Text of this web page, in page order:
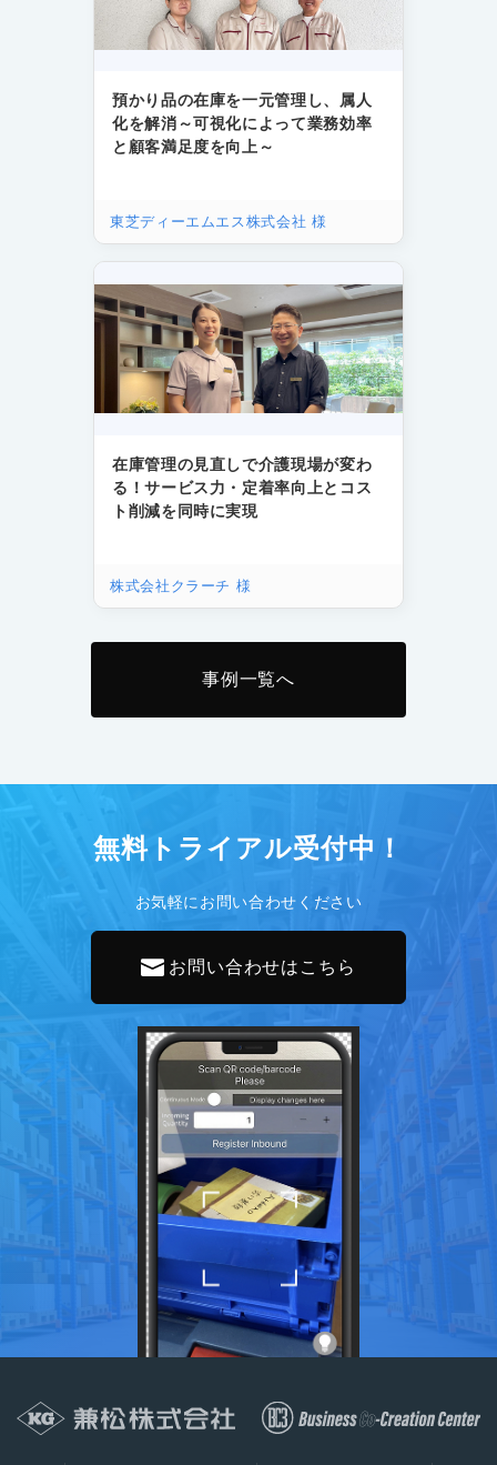
預かり品の在庫を一元管理し、属人
化を解消～可視化によって業務効率
と顧客満足度を向上～
東芝ディーエムエス株式会社 様
在庫管理の見直しで介護現場が変わ
る！サービス力・定着率向上とコス
ト削減を同時に実現
株式会社クラーチ 様
事例一覧へ
無料トライアル受付中！
お気軽にお問い合わせください
お問い合わせはこちら